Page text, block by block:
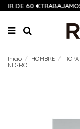
DE 60 €
Inicio HOMBRE
NEGRO